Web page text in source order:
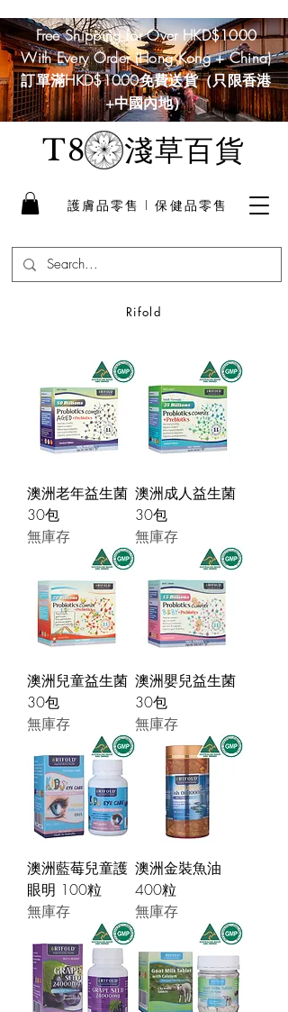
T8淺草百貨
護膚品零售 I 保健品零售
Free Shipping for Over HKD$1000
With Every Order (Hong Kong + China)
訂單滿HKD$1000免費送貨（只限香港
+中國內地）
Rifold
澳洲老年益生菌
30包
無庫存
澳洲成人益生菌
30包
無庫存
澳洲兒童益生菌
30包
無庫存
澳洲嬰兒益生菌
30包
無庫存
澳洲藍莓兒童護
眼明 100粒
無庫存
澳洲金裝魚油
400粒
無庫存